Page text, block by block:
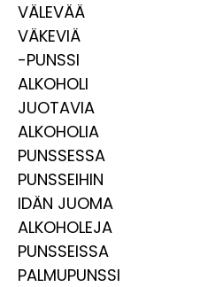
VÄLEVÄÄ
VÄKEVIÄ
-PUNSSI
ALKOHOLI
JUOTAVIA
ALKOHOLIA
PUNSSESSA
PUNSSEIHIN
IDÄN JUOMA
ALKOHOLEJA
PUNSSEISSA
PALMUPUNSSI